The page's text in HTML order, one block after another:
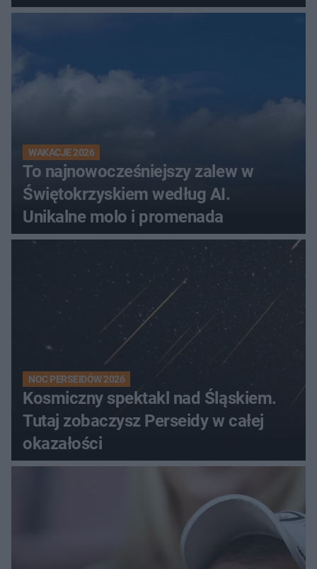
Świętokrzyskiem
WAKACJE 2026
To najnowocześniejszy zalew w
Świętokrzyskiem według AI.
Unikalne molo i promenada
NOC PERSEIDÓW 2026
Kosmiczny spektakl nad Śląskiem.
Tutaj zobaczysz Perseidy w całej
okazałości